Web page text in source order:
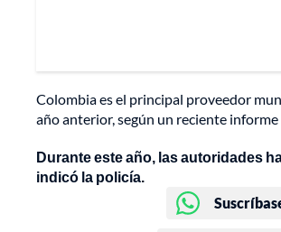
Colombia es el principal proveedor
año anterior, según un reciente
Durante este año, las autoridades
indicó la policía.